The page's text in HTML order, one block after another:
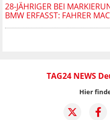
28-JÄHRIGER BEI
BMW ERFASST: FAHRER
TAG24 NEWS
Hier